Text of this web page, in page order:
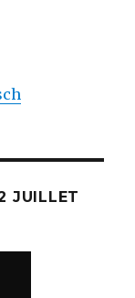
JUILLET